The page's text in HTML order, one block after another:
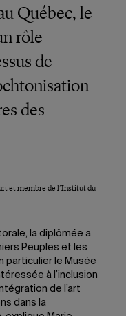
Québec, le
rôle
de
des
et membre de l’Institut du
la diplômée a
Peuples et les
particulier le Musée
à l’inclusion
de l’art
dans la